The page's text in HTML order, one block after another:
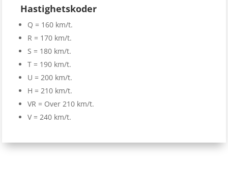
Hastighetskoder
Q = 160 km/t.
R = 170 km/t.
S = 180 km/t.
T = 190 km/t.
U = 200 km/t.
H = 210 km/t.
VR = Over 210 km/t.
V = 240 km/t.